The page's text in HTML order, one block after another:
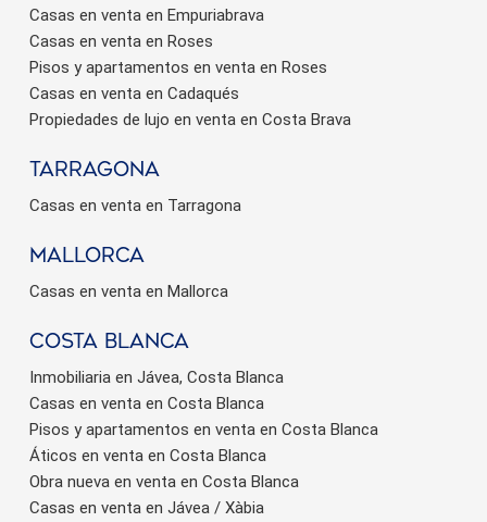
Casas en venta en Empuriabrava
Casas en venta en Roses
Pisos y apartamentos en venta en Roses
Casas en venta en Cadaqués
Propiedades de lujo en venta en Costa Brava
Tarragona
Casas en venta en Tarragona
Mallorca
Casas en venta en Mallorca
Costa Blanca
Inmobiliaria en Jávea, Costa Blanca
Casas en venta en Costa Blanca
Pisos y apartamentos en venta en Costa Blanca
Áticos en venta en Costa Blanca
Obra nueva en venta en Costa Blanca
Casas en venta en Jávea / Xàbia